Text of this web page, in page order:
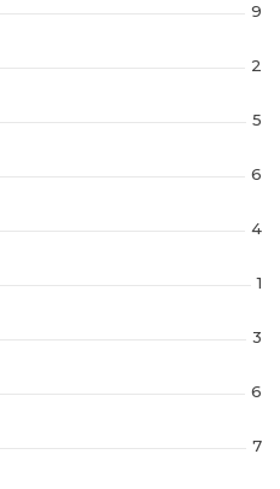
9
2
5
6
4
1
3
6
7